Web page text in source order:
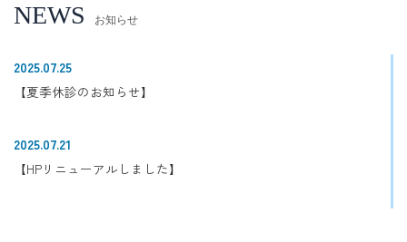
NEWS お知らせ
2025.07.25
【夏季休診のお知らせ】
2025.07.21
【HPリニューアルしました】